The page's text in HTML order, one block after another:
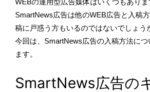
SmartNews広告は他のWEB広告と入稿
稿に戸惑う方もいるのではないでしょう
今回は、SmartNews広告の入稿方法につ
ます。
SmartNews広告の